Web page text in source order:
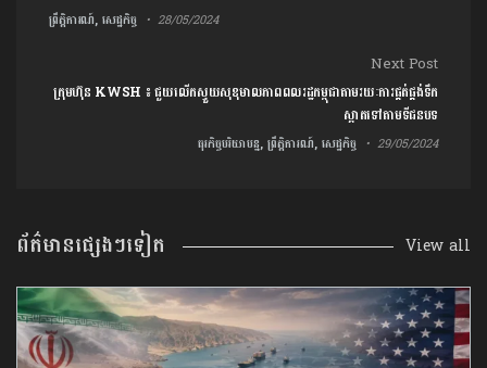
ព្រឹត្តិការណ៍, សេដ្ឋកិច្ច 28/05/2024
Next Post
ក្រុមហ៊ុន KWSH ៖ ជួយលើកស្ទួយសុខុមាលភាពពលរដ្ឋកម្ពុជាតាមរយៈការ​ផ្គត់ផ្គង់ទឹក
ស្អាត​ទៅតាមទីជនបទ
ធុរកិច្ចបរិយាបន្ន, ព្រឹត្តិការណ៍, សេដ្ឋកិច្ច 29/05/2024
ព័ត៌មានផ្សេងៗទៀត View all